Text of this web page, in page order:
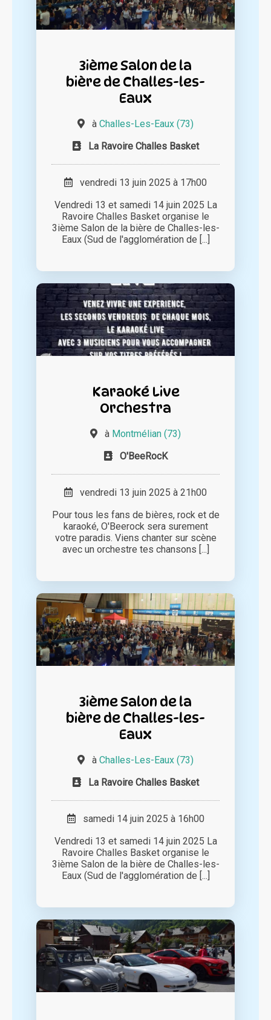
3ième Salon de la
bière de Challes-les-
Eaux
à Challes-Les-Eaux (73)
La Ravoire Challes Basket
vendredi 13 juin 2025 à 17h00
Vendredi 13 et samedi 14 juin 2025 La
Ravoire Challes Basket organise le
3ième Salon de la bière de Challes-les-
Eaux (Sud de l'agglomération de [...]
Karaoké Live
Orchestra
à Montmélian (73)
O'BeeRocK
vendredi 13 juin 2025 à 21h00
Pour tous les fans de bières, rock et de
karaoké, O'Beerock sera surement
votre paradis. Viens chanter sur scène
avec un orchestre tes chansons [...]
3ième Salon de la
bière de Challes-les-
Eaux
à Challes-Les-Eaux (73)
La Ravoire Challes Basket
samedi 14 juin 2025 à 16h00
Vendredi 13 et samedi 14 juin 2025 La
Ravoire Challes Basket organise le
3ième Salon de la bière de Challes-les-
Eaux (Sud de l'agglomération de [...]